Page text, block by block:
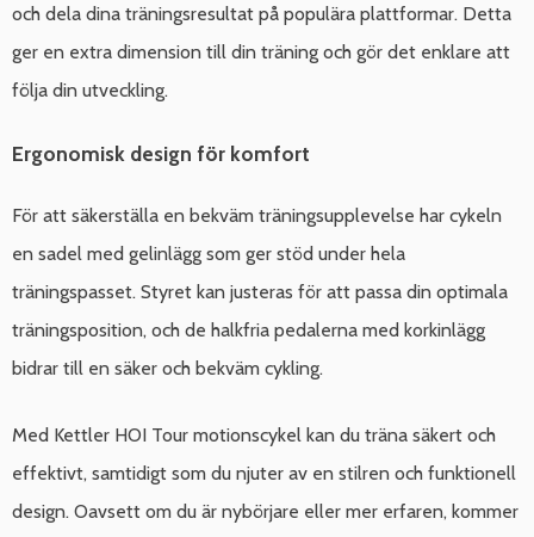
och dela dina träningsresultat på populära plattformar. Detta
ger en extra dimension till din träning och gör det enklare att
följa din utveckling.
Ergonomisk design för komfort
För att säkerställa en bekväm träningsupplevelse har cykeln
en sadel med gelinlägg som ger stöd under hela
träningspasset. Styret kan justeras för att passa din optimala
träningsposition, och de halkfria pedalerna med korkinlägg
bidrar till en säker och bekväm cykling.
Med Kettler HOI Tour motionscykel kan du träna säkert och
effektivt, samtidigt som du njuter av en stilren och funktionell
design. Oavsett om du är nybörjare eller mer erfaren, kommer